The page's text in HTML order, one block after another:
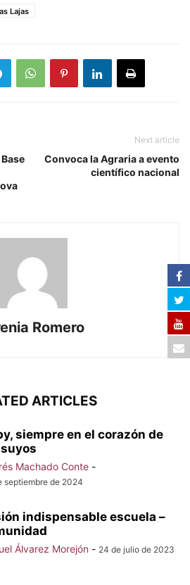
Lajas
Next article
Convoca la Agraria a evento
científico nacional
Romero
ARTICLES
siempre en el corazón de
Machado Conte -
septiembre de 2024
indispensable escuela –
Álvarez Morejón - 24 de julio de 2023